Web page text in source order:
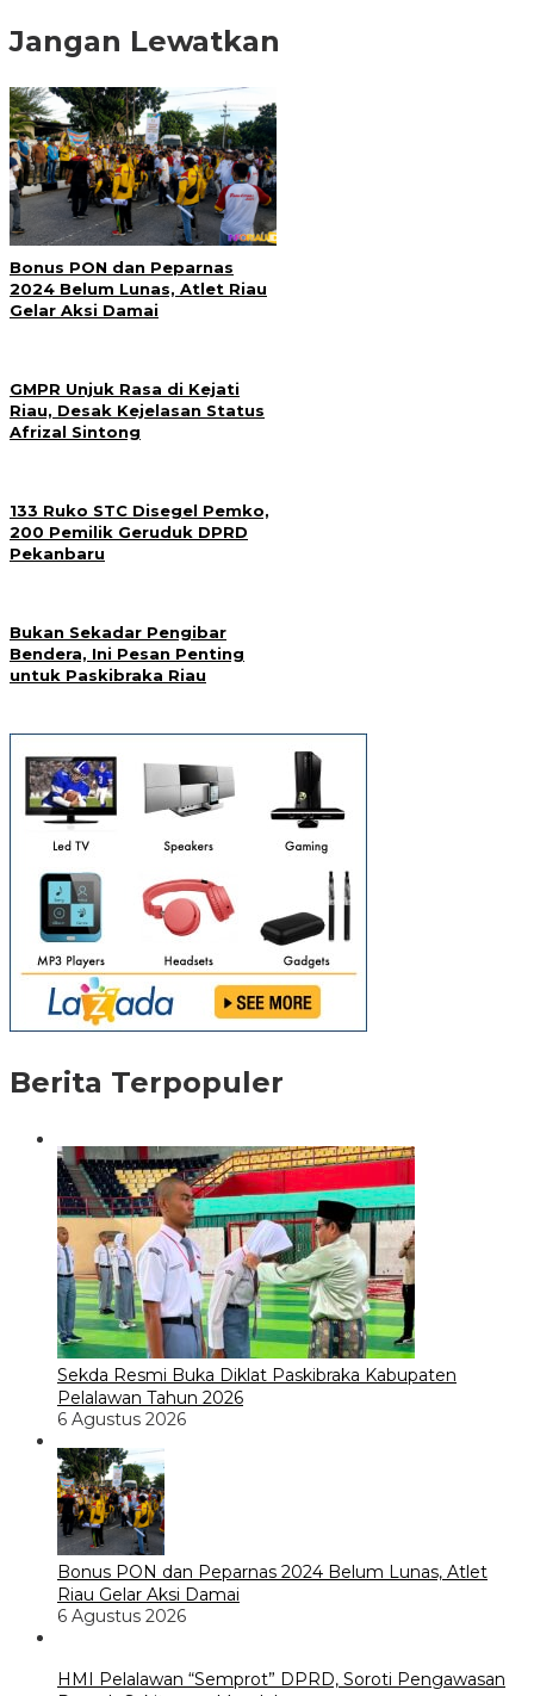
Jangan Lewatkan
Bonus PON dan Peparnas
2024 Belum Lunas, Atlet Riau
Gelar Aksi Damai
GMPR Unjuk Rasa di Kejati
Riau, Desak Kejelasan Status
Afrizal Sintong
133 Ruko STC Disegel Pemko,
200 Pemilik Geruduk DPRD
Pekanbaru
Bukan Sekadar Pengibar
Bendera, Ini Pesan Penting
untuk Paskibraka Riau
Berita Terpopuler
Sekda Resmi Buka Diklat Paskibraka Kabupaten
Pelalawan Tahun 2026
6 Agustus 2026
Bonus PON dan Peparnas 2024 Belum Lunas, Atlet
Riau Gelar Aksi Damai
6 Agustus 2026
HMI Pelalawan “Semprot” DPRD, Soroti Pengawasan